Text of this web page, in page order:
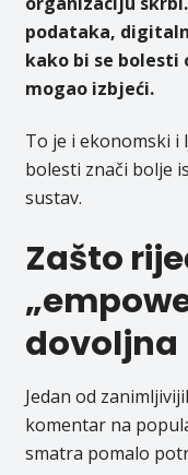
podataka,
kako bi se
mogao izbjeći.
To je i ekonomski i
bolesti znači bolje
sustav.
Zašto
dovoljna
Jedan od
komentar na
smatra pomalo